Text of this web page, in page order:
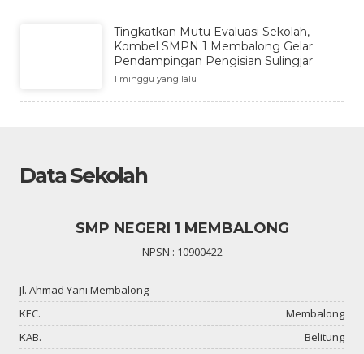
Tingkatkan Mutu Evaluasi Sekolah,
Kombel SMPN 1 Membalong Gelar
Pendampingan Pengisian Sulingjar
1 minggu yang lalu
Data Sekolah
SMP NEGERI 1 MEMBALONG
NPSN : 10900422
Jl. Ahmad Yani Membalong
KEC.
Membalong
KAB.
Belitung